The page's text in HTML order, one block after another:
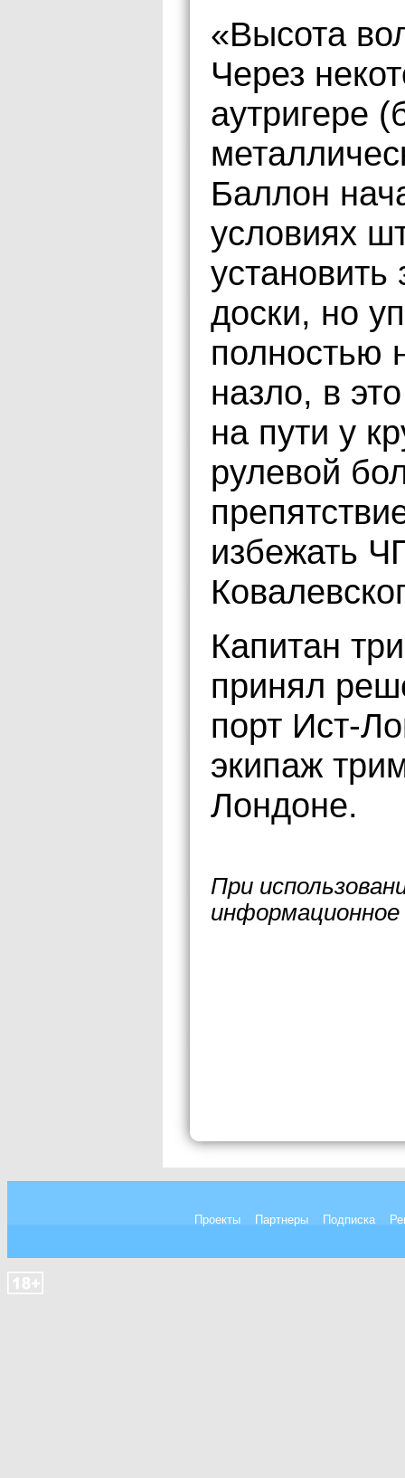
«Высота
Через
аутригере
Баллон
условиях
доски, но
полностью
назло, в
на пути у
рулевой
избежать
Капитан
принял
порт Ист-
экипаж
Лондоне.
При
Проекты Партнеры Подписка